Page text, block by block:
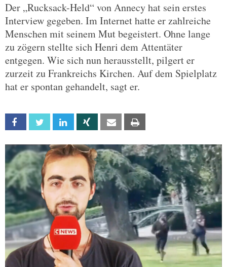
Der „Rucksack-Held“ von Annecy hat sein erstes
Interview gegeben. Im Internet hatte er zahlreiche
Menschen mit seinem Mut begeistert. Ohne lange
zu zögern stellte sich Henri dem Attentäter
entgegen. Wie sich nun herausstellt, pilgert er
zurzeit zu Frankreichs Kirchen. Auf dem Spielplatz
hat er spontan gehandelt, sagt er.
Facebook Twitter Linkedin Xing Email